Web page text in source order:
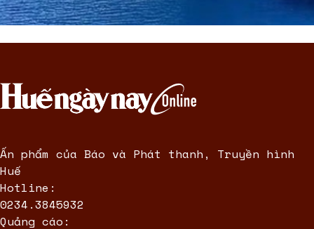
Ấn phẩm của Báo và Phát thanh, Truyền hình
Huế
Hotline:
0234.3845932
Quảng cáo: